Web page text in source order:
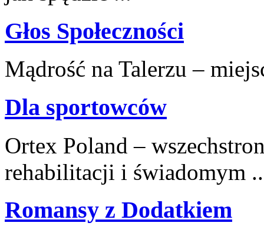
Głos Społeczności
Mądrość na Talerzu –
Dla sportowców
Ortex Poland –
rehabilitacji i świadomym
Romansy z Dodatkiem